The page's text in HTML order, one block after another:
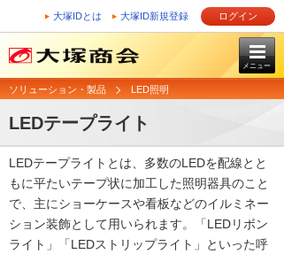
大塚IDとは 大塚ID新規登録 ログイン
メニュー
ソリューション・製品 LED照明
LEDテープライト
LEDテープライトとは、多数のLEDを配線とと
もに平たいテープ状に加工した照明器具のこと
で、主にショーケースや看板などのイルミネー
ション装飾として用いられます。「LEDリボン
ライト」「LEDストリップライト」といった呼